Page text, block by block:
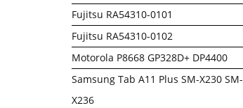
Fujitsu RA54310-0101
Fujitsu RA54310-0102
Motorola P8668 GP328D+ DP4400
Samsung Tab A11 Plus SM-X230 SM-
X236